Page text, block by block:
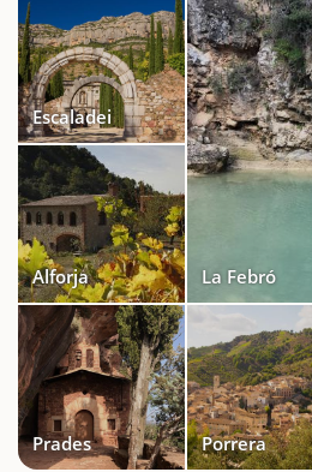
Escaladei
Alforja La Febró
Prades Porrera